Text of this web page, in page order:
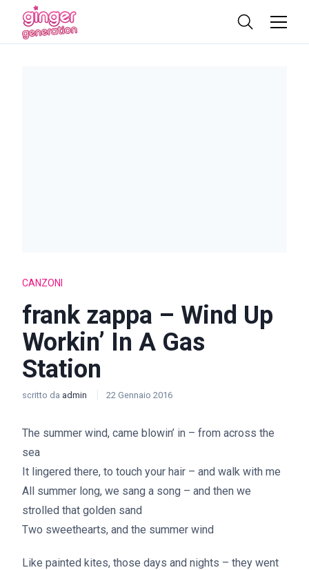
CANZONI
frank zappa – Wind Up
Workin’ In A Gas
Station
scritto da admin 22 Gennaio 2016
The summer wind, came blowin’ in – from across the
sea
It lingered there, to touch your hair – and walk with me
All summer long, we sang a song – and then we
strolled that golden sand
Two sweethearts, and the summer wind
Like painted kites, those days and nights – they went